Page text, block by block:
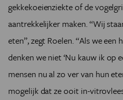
gekkekoeienziekte of de
aantrekkelijker maken. “Wij
eten”, zegt Roelen. “Als we
denken we niet ‘Nu kauw ik op
mensen nu al zo ver van hun
mogelijk dat ze ooit in-